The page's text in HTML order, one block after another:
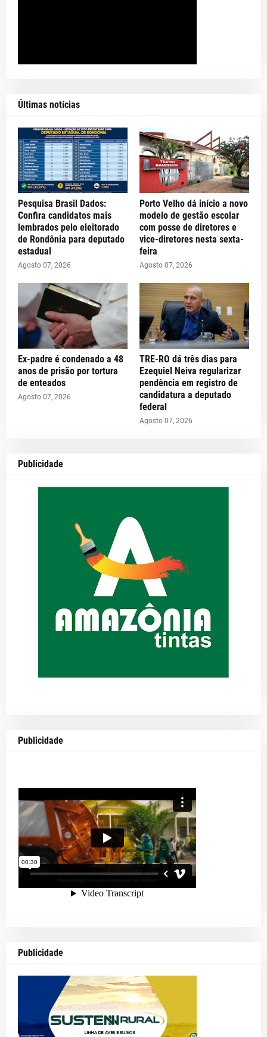
Últimas notícias
Pesquisa Brasil Dados:
Confira candidatos mais
lembrados pelo eleitorado
de Rondônia para deputado
estadual
Agosto 07, 2026
Porto Velho dá início a novo
modelo de gestão escolar
com posse de diretores e
vice-diretores nesta sexta-
feira
Agosto 07, 2026
Ex-padre é condenado a 48
anos de prisão por tortura
de enteados
Agosto 07, 2026
TRE-RO dá três dias para
Ezequiel Neiva regularizar
pendência em registro de
candidatura a deputado
federal
Agosto 07, 2026
Publicidade
Publicidade
Publicidade